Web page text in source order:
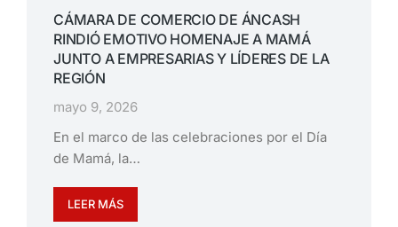
CÁMARA DE COMERCIO DE ÁNCASH
RINDIÓ EMOTIVO HOMENAJE A MAMÁ
JUNTO A EMPRESARIAS Y LÍDERES DE LA
REGIÓN
mayo 9, 2026
En el marco de las celebraciones por el Día
de Mamá, la…
LEER MÁS